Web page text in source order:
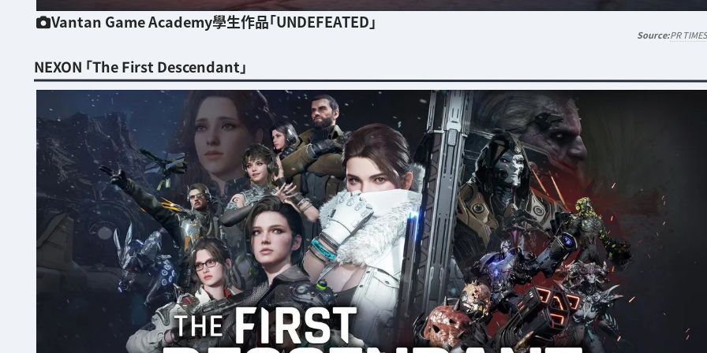
Vantan Game Academy學生作品「UNDEFEATED」
PR TIMES
NEXON 「The First Descendant」